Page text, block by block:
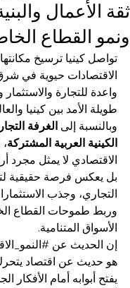
ثقة الأعمال
ونمو القطاع
تواصل كينيا ترسيخ
الاقتصادات حيوية في
واعدة للتجارة والاستثمار
طويلة الأمد بين كينيا
وبالنسبة إلى الغرفة
الكينية العربية المشتركة
الاقتصادي لا يمثل مجرد
بل يعكس فرصة حقيقية
التجاري، وجذب
وربط طموحات القطاع
الأسواق المتنامية.
إن الحديث عن
هو حديث عن اقتصاد
يفتح أبوابه أمام الأفكار